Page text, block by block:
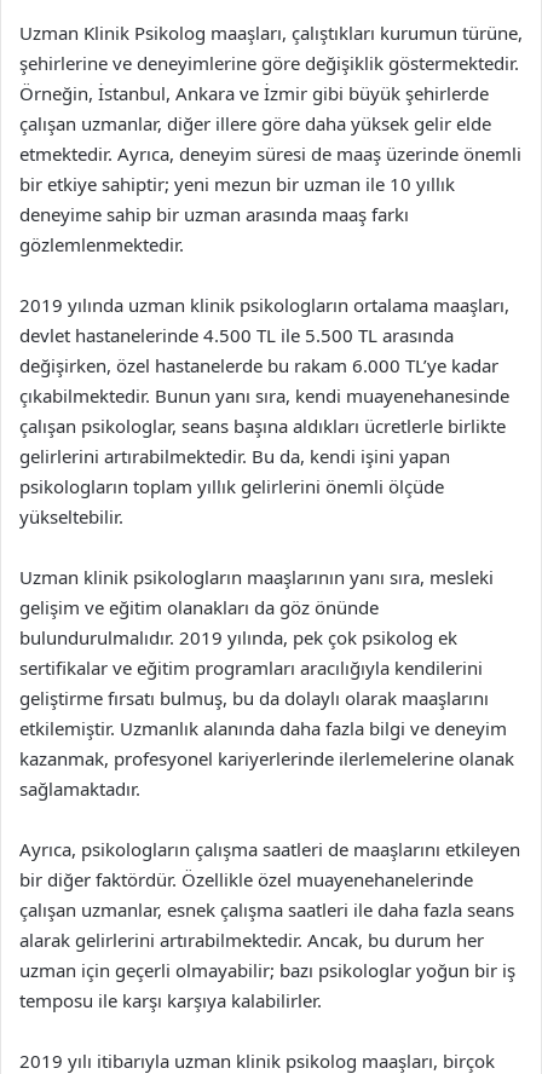
Uzman Klinik Psikolog maaşları, çalıştıkları kurumun türüne,
şehirlerine ve deneyimlerine göre değişiklik göstermektedir.
Örneğin, İstanbul, Ankara ve İzmir gibi büyük şehirlerde
çalışan uzmanlar, diğer illere göre daha yüksek gelir elde
etmektedir. Ayrıca, deneyim süresi de maaş üzerinde önemli
bir etkiye sahiptir; yeni mezun bir uzman ile 10 yıllık
deneyime sahip bir uzman arasında maaş farkı
gözlemlenmektedir.
2019 yılında uzman klinik psikologların ortalama maaşları,
devlet hastanelerinde 4.500 TL ile 5.500 TL arasında
değişirken, özel hastanelerde bu rakam 6.000 TL’ye kadar
çıkabilmektedir. Bunun yanı sıra, kendi muayenehanesinde
çalışan psikologlar, seans başına aldıkları ücretlerle birlikte
gelirlerini artırabilmektedir. Bu da, kendi işini yapan
psikologların toplam yıllık gelirlerini önemli ölçüde
yükseltebilir.
Uzman klinik psikologların maaşlarının yanı sıra, mesleki
gelişim ve eğitim olanakları da göz önünde
bulundurulmalıdır. 2019 yılında, pek çok psikolog ek
sertifikalar ve eğitim programları aracılığıyla kendilerini
geliştirme fırsatı bulmuş, bu da dolaylı olarak maaşlarını
etkilemiştir. Uzmanlık alanında daha fazla bilgi ve deneyim
kazanmak, profesyonel kariyerlerinde ilerlemelerine olanak
sağlamaktadır.
Ayrıca, psikologların çalışma saatleri de maaşlarını etkileyen
bir diğer faktördür. Özellikle özel muayenehanelerinde
çalışan uzmanlar, esnek çalışma saatleri ile daha fazla seans
alarak gelirlerini artırabilmektedir. Ancak, bu durum her
uzman için geçerli olmayabilir; bazı psikologlar yoğun bir iş
temposu ile karşı karşıya kalabilirler.
2019 yılı itibarıyla uzman klinik psikolog maaşları, birçok